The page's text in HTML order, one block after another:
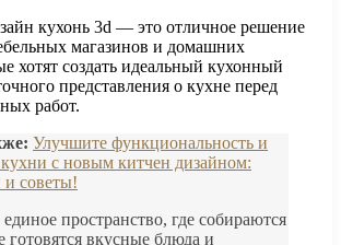
кухонь 3d — это отличное решение
магазинов и домашних
хотят создать идеальный кухонный
представления о кухне перед
работ.
Улучшите функциональность и
с новым китчен дизайном:
советы!
пространство, где собираются
готовятся вкусные блюда и